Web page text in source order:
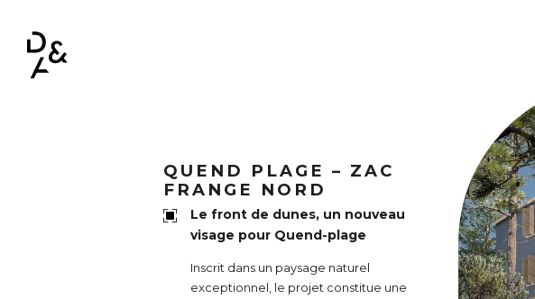
NAVIGATION PRINCIPALE
QUEND PLAGE – ZAC
FRANGE NORD
Le front de dunes, un nouveau
visage pour Quend-plage
Inscrit dans un paysage naturel
exceptionnel, le projet constitue une